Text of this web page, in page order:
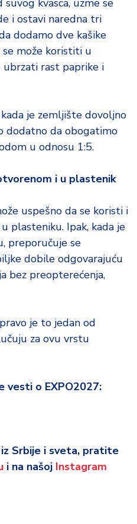
kvasca, uzme se
i ostavi naredna tri
dodamo dve kašike
se može koristiti u
ubrzati rast paprike i
je zemljište dovoljno
dodatno da obogatimo
u odnosu 1:5.
i u plastenik
uspešno da se koristi i
plasteniku. Ipak, kada je
preporučuje se
dobile odgovarajuću
bez preopterećenja,
je to jedan od
za ovu vrstu
vesti o EXPO2027:
Srbije i sveta, pratite
i na našoj Instagram